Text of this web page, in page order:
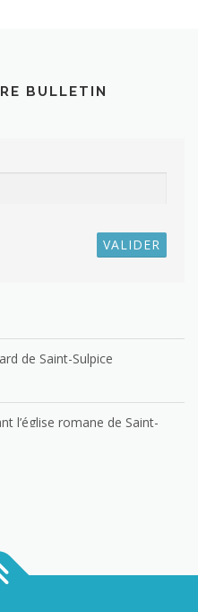
BULLETIN
de Saint-Sulpice
l’église romane de Saint-
ont-ils des diplômes ? Voici